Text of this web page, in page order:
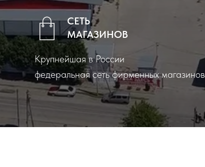
СЕТЬ
МАГАЗИНОВ
Крупнейшая в России
федеральная сеть фирменных магазинов